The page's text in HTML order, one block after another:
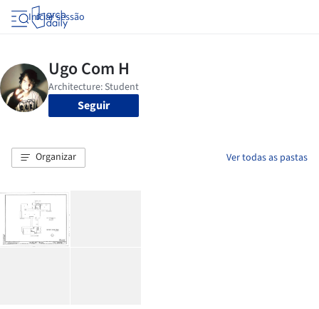
Iniciar sessão
Seguir
Organizar Ver todas as pastas